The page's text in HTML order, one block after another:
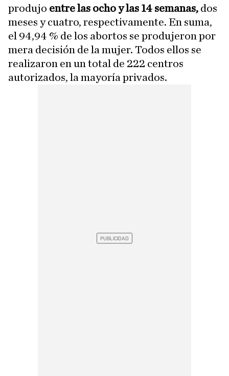
produjo entre las ocho y las 14 semanas, dos
meses y cuatro, respectivamente. En suma,
el 94,94 % de los abortos se produjeron por
mera decisión de la mujer. Todos ellos se
realizaron en un total de 222 centros
autorizados, la mayoría privados.